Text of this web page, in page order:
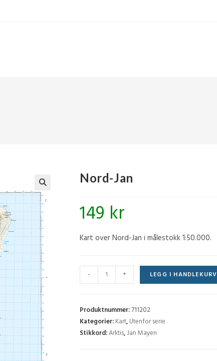
🔍
Nord-Jan
149 kr
Kart over Nord-Jan i målestokk 1:50.000.
Nord-
Jan
- + LEGG I HANDLEKURV
Produktnummer:711202
Kategorier:Kart,Utenfor serie
Stikkord:Arktis,Jan Mayen